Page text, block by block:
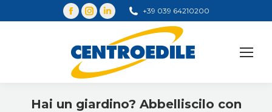
+39 039 64210200
Hai un giardino? Abbelliscilo con